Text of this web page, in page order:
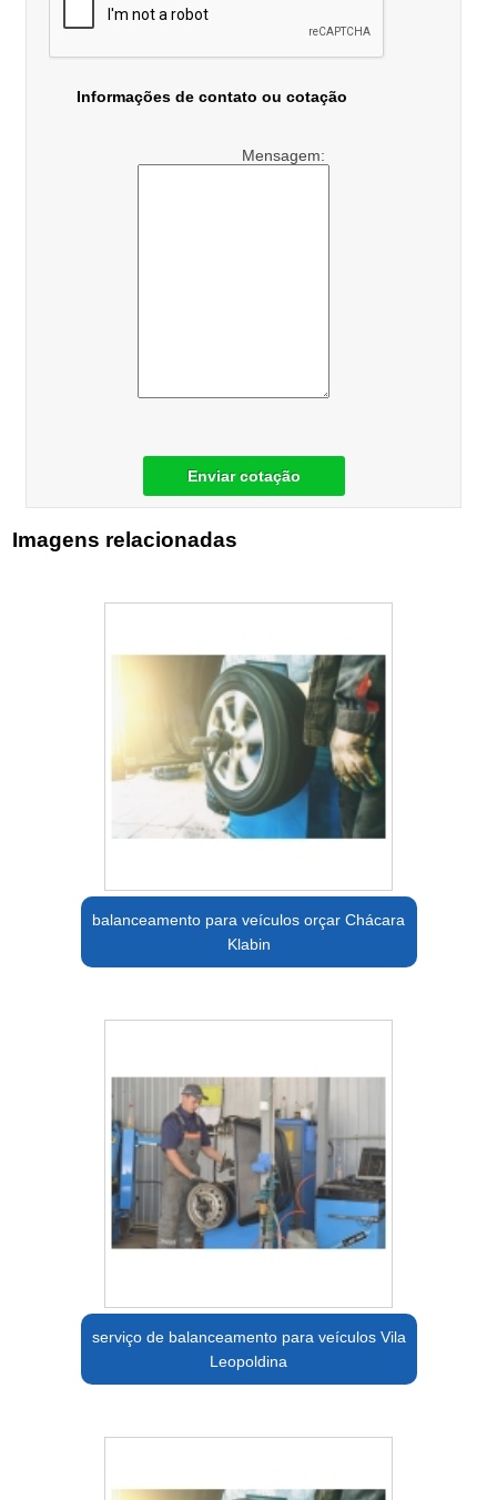
Informações de contato ou cotação
Mensagem:
Enviar cotação
Imagens relacionadas
balanceamento para veículos orçar Chácara
Klabin
serviço de balanceamento para veículos Vila
Leopoldina